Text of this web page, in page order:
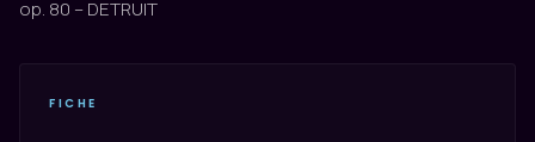
op. 80 – DETRUIT
FICHE